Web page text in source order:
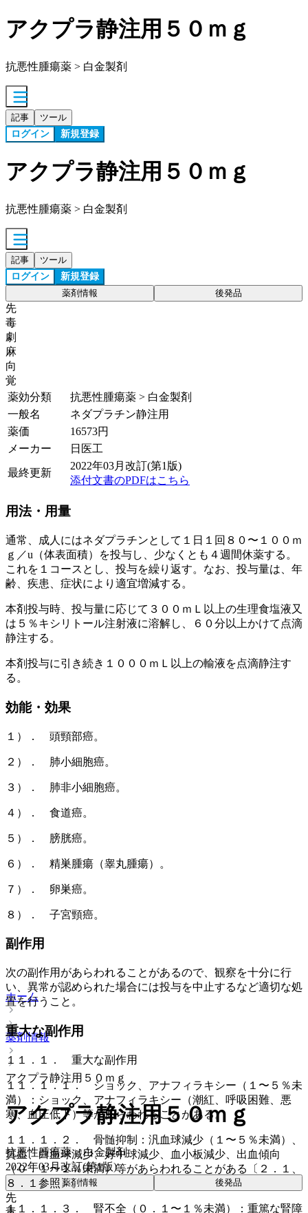
アクプラ静注用５０ｍｇ
抗悪性腫瘍薬 > 白金製剤
記事 ツール
ログイン 新規登録
アクプラ静注用５０ｍｇ
抗悪性腫瘍薬 > 白金製剤
記事 ツール
ログイン 新規登録
薬剤情報 後発品
先
毒
劇
麻
向
覚
薬効分類
抗悪性腫瘍薬 > 白金製剤
一般名
ネダプラチン静注用
薬価
16573円
メーカー
日医工
最終更新
2022年03月改訂(第1版)
添付文書のPDFはこちら
用法・用量
通常、成人にはネダプラチンとして１日１回８０〜１００ｍ
ｇ／u（体表面積）を投与し、少なくとも４週間休薬する。
これを１コースとし、投与を繰り返す。なお、投与量は、年
齢、疾患、症状により適宜増減する。
本剤投与時、投与量に応じて３００ｍＬ以上の生理食塩液又
は５％キシリトール注射液に溶解し、６０分以上かけて点滴
静注する。
本剤投与に引き続き１０００ｍＬ以上の輸液を点滴静注す
る。
効能・効果
１）． 頭頸部癌。
２）． 肺小細胞癌。
３）． 肺非小細胞癌。
４）． 食道癌。
５）． 膀胱癌。
６）． 精巣腫瘍（睾丸腫瘍）。
７）． 卵巣癌。
８）． 子宮頸癌。
副作用
次の副作用があらわれることがあるので、観察を十分に行
い、異常が認められた場合には投与を中止するなど適切な処
置を行うこと。
重大な副作用
１１．１． 重大な副作用
１１．１．１． ショック、アナフィラキシー（１〜５％未
満）：ショック、アナフィラキシー（潮紅、呼吸困難、悪
寒、血圧低下）等があらわれることがある。
１１．１．２． 骨髄抑制：汎血球減少（１〜５％未満）、
貧血、白血球減少、好中球減少、血小板減少、出血傾向
（０．１〜１％未満）等があらわれることがある〔２．１、
８．１参照〕。
１１．１．３． 腎不全（０．１〜１％未満）：重篤な腎障
ホーム
薬剤情報
アクプラ静注用５０ｍｇ
アクプラ静注用５０ｍｇ
抗悪性腫瘍薬 > 白金製剤
2022年03月改訂(第1版)
薬剤情報 後発品
先